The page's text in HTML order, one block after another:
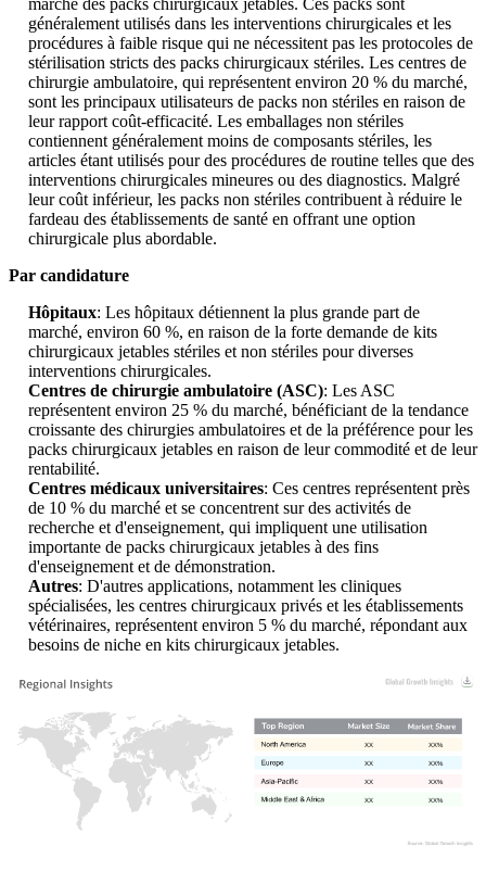
marché des packs chirurgicaux jetables. Ces packs sont
généralement utilisés dans les interventions chirurgicales et les
procédures à faible risque qui ne nécessitent pas les protocoles de
stérilisation stricts des packs chirurgicaux stériles. Les centres de
chirurgie ambulatoire, qui représentent environ 20 % du marché,
sont les principaux utilisateurs de packs non stériles en raison de
leur rapport coût-efficacité. Les emballages non stériles
contiennent généralement moins de composants stériles, les
articles étant utilisés pour des procédures de routine telles que des
interventions chirurgicales mineures ou des diagnostics. Malgré
leur coût inférieur, les packs non stériles contribuent à réduire le
fardeau des établissements de santé en offrant une option
chirurgicale plus abordable.
Par candidature
Hôpitaux: Les hôpitaux détiennent la plus grande part de
marché, environ 60 %, en raison de la forte demande de kits
chirurgicaux jetables stériles et non stériles pour diverses
interventions chirurgicales.
Centres de chirurgie ambulatoire (ASC): Les ASC
représentent environ 25 % du marché, bénéficiant de la tendance
croissante des chirurgies ambulatoires et de la préférence pour les
packs chirurgicaux jetables en raison de leur commodité et de leur
rentabilité.
Centres médicaux universitaires: Ces centres représentent près
de 10 % du marché et se concentrent sur des activités de
recherche et d'enseignement, qui impliquent une utilisation
importante de packs chirurgicaux jetables à des fins
d'enseignement et de démonstration.
Autres: D'autres applications, notamment les cliniques
spécialisées, les centres chirurgicaux privés et les établissements
vétérinaires, représentent environ 5 % du marché, répondant aux
besoins de niche en kits chirurgicaux jetables.
XX%
XX
XX%
XX
XX%
XX
XX%
XX